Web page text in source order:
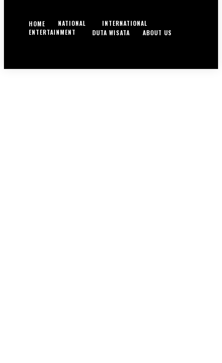
HOME NATIONAL
INTERNATIONAL
ENTERTAINMENT
DUTA WISATA ABOUT US